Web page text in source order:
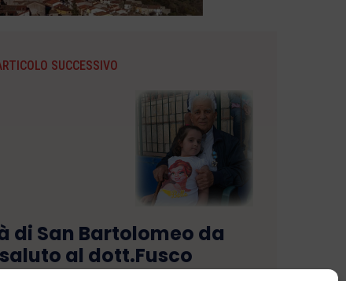
SUCCESSIVO
di San Bartolomeo da
al dott.Fusco